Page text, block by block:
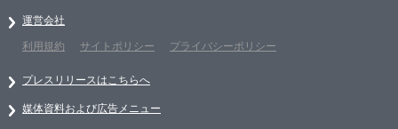
運営会社
利用規約
サイトポリシー プライバシーポリシー
プレスリリースはこちらへ
媒体資料および広告メニュー